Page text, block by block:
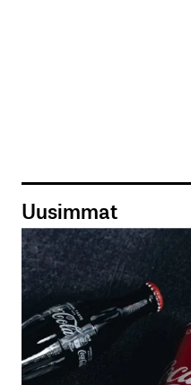
Uusimmat